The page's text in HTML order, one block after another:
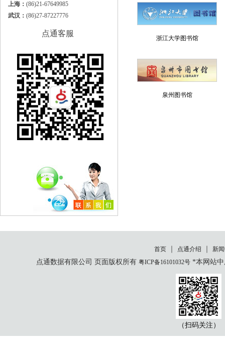
上海： (86)21-67649985
武汉： (86)27-87227776
点通客服
浙江大学图书馆
泉州图书馆
首页 点通介绍 新
点通数据有限公司 页面版权所有 粤ICP备16101032号*本网站中
（扫码关注）